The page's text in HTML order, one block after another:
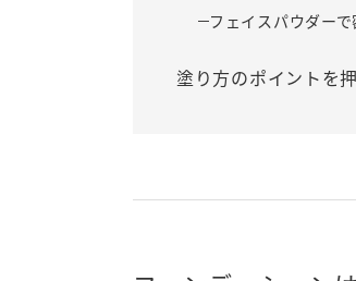
フェイスパウダー
塗り方のポイントを